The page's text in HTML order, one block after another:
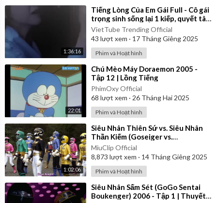
1:36:16
⁣Tiếng Lòng Của Em Gái Full - Cô gái
trọng sinh sống lại 1 kiếp, quyết tâm
không để em gái mưu mô hãm
VietTube Trending Official
43 lượt xem · 17 Tháng Giêng 2025
Phim và Hoạt hình
22:01
⁣Chú Mèo Máy Doraemon 2005 -
Tập 12 | Lồng Tiếng
PhimOxy Official
68 lượt xem · 26 Tháng Hai 2025
Phim và Hoạt hình
1:02:06
⁣Siêu Nhân Thiên Sứ vs. Siêu Nhân
Thần Kiếm (Goseiger vs.
Shinkenger) | Vietsub
MiuClip Official
8,873 lượt xem · 14 Tháng Giêng 2025
Phim và Hoạt hình
⁣Siêu Nhân Sấm Sét (GoGo Sentai
Boukenger) 2006 - Tập 1 | Thuyết